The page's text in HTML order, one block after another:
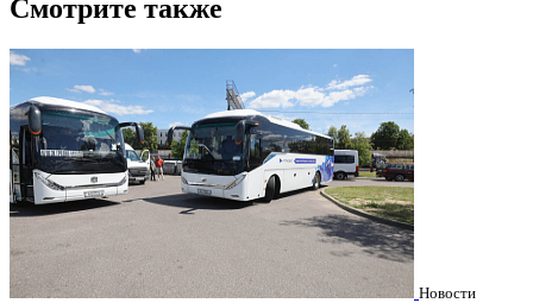
Смотрите также
Новости